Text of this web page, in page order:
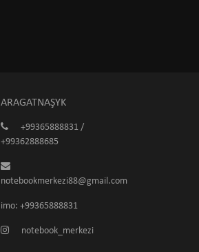
ARAGATNAŞYK
+99365888831 /
+99362888685
notebookmerkezi88@gmail.com
imo: +99365888831
notebook_merkezi